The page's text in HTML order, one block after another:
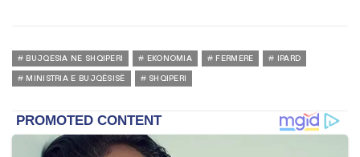
BUJQESIA NE SHQIPERI EKONOMIA FERMERE IPARD
MINISTRIA E BUJQËSISË SHQIPERI